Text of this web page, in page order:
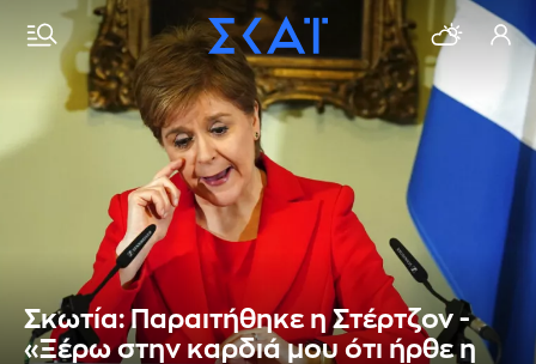
Σκωτία: Παραιτήθηκε η Στέρτζον -
«Ξέρω στην καρδιά μου ότι ήρθε η